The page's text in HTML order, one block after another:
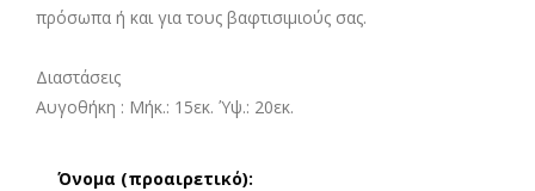
πρόσωπα ή και για τους βαφτισιμιούς σας.
Διαστάσεις
Αυγοθήκη : Μήκ.: 15εκ. Ύψ.: 20εκ.
Όνομα (προαιρετικό):